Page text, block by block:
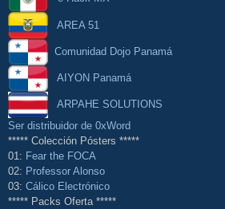
AREA 51
Comunidad Dojo Panamá
AIYON Panamá
ARPAHE SOLUTIONS
Ser distribuidor de 0xWord
***** Colección Pósters *****
01: Fear the FOCA
02: Professor Alonso
03: Cálico Electrónico
***** Packs Oferta *****